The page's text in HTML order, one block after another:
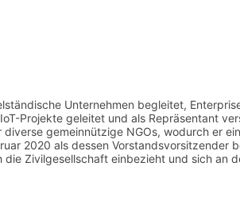
Unternehmen begleitet,
Projekte geleitet und als Repräsentant
gemeinnützige NGOs, wodurch er
2020 als dessen Vorstandsvorsitzender
Zivilgesellschaft einbezieht und sich an